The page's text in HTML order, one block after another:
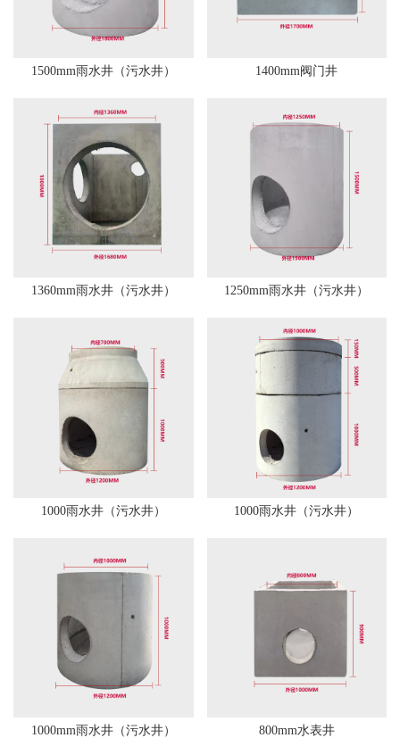
1500mm雨水井（污水井） 1400mm阀门井
1360mm雨水井（污水井） 1250mm雨水井（污水井）
1000雨水井（污水井） 1000雨水井（污水井）
1000mm雨水井（污水井） 800mm水表井